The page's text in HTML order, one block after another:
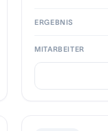
ERGEBNIS
MITARBEITER